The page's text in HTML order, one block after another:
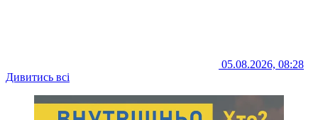
05.08.2026, 08:28
Дивитись всі